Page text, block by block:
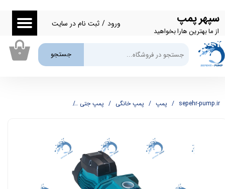
سپهر پمپ
از ما بهترین هارا بخواهید
جستجو
ورود / ثبت نام در سایت
حساب کاربری من
تغییر گذر واژه
سفارشات
۰
sepehr-pump.ir پمپ پمپ خانگی پمپ جتی